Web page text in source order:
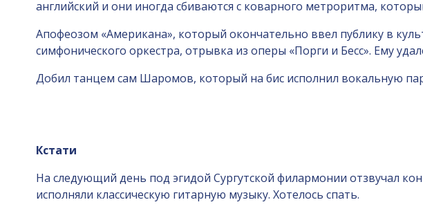
английский и они иногда сбиваются с коварного метроритма,
Апофеозом «Американа», который окончательно ввел публику в
симфонического оркестра, отрывка из оперы «Порги и Бесс». Ему
Добил танцем сам Шаромов, который на бис исполнил вокальную
Кстати
На следующий день под эгидой Сургутской филармонии отзвучал
исполняли классическую гитарную музыку. Хотелось спать.